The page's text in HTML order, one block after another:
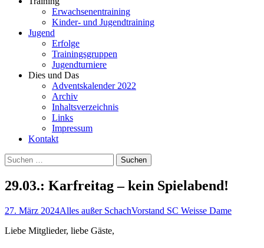
Erwachsenentraining
Kinder- und Jugendtraining
Jugend
Erfolge
Trainingsgruppen
Jugendturniere
Dies und Das
Adventskalender 2022
Archiv
Inhaltsverzeichnis
Links
Impressum
Kontakt
Suchen
nach:
29.03.: Karfreitag – kein Spielabend!
27. März 2024Alles außer SchachVorstand SC Weisse Dame
Liebe Mitglieder, liebe Gäste,